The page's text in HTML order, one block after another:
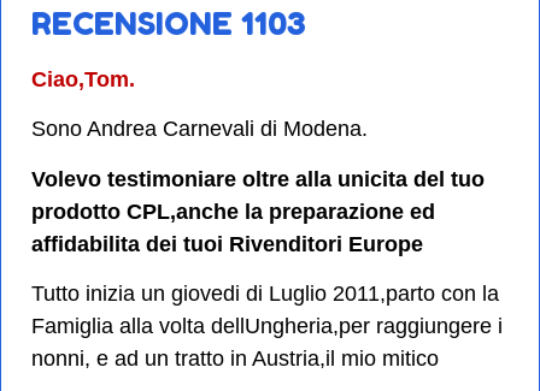
RECENSIONE 1103
Ciao,Tom.
Sono Andrea Carnevali di Modena.
Volevo testimoniare oltre alla unicita del tuo
prodotto CPL,anche la preparazione ed
affidabilita dei tuoi Rivenditori Europe
Tutto inizia un giovedi di Luglio 2011,parto con la
Famiglia alla volta dellUngheria,per raggiungere i
nonni, e ad un tratto in Austria,il mio mitico